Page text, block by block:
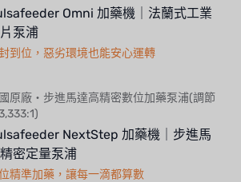
Omni 加藥機｜法蘭式工業
泵浦
到位，惡劣環境也能安心運轉
原廠・步進馬達高精密數位加藥泵浦(調節
NextStep 加藥機｜步進馬
密定量泵浦
精準加藥，讓每一滴都算數